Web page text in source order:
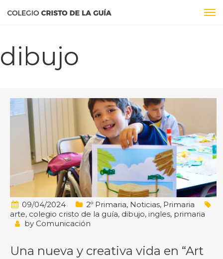
dibujo
09/04/2024 2º Primaria, Noticias, Primaria
arte, colegio cristo de la guía, dibujo, ingles, primaria
by Comunicación
Una nueva y creativa vida en “Art